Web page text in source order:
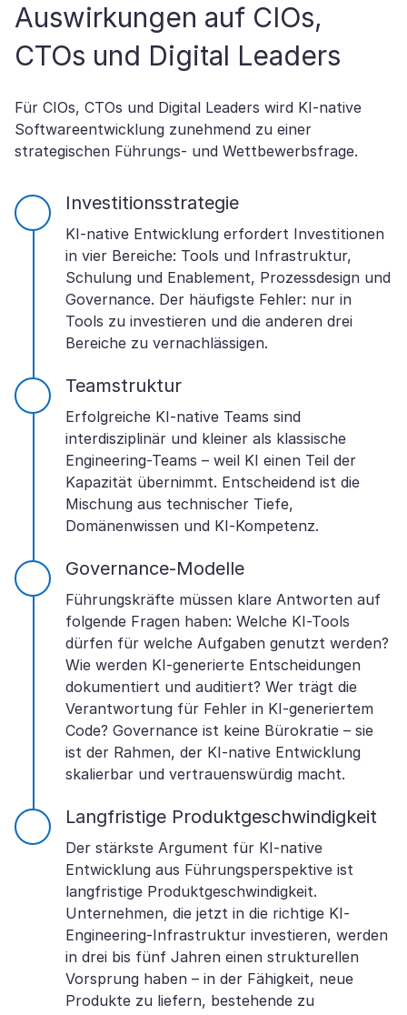
Auswirkungen auf CIOs,
CTOs und Digital Leaders
Für CIOs, CTOs und Digital Leaders wird KI-native
Softwareentwicklung zunehmend zu einer
strategischen Führungs- und Wettbewerbsfrage.
Investitionsstrategie
KI-native Entwicklung erfordert Investitionen
in vier Bereiche: Tools und Infrastruktur,
Schulung und Enablement, Prozessdesign und
Governance. Der häufigste Fehler: nur in
Tools zu investieren und die anderen drei
Bereiche zu vernachlässigen.
Teamstruktur
Erfolgreiche KI-native Teams sind
interdisziplinär und kleiner als klassische
Engineering-Teams – weil KI einen Teil der
Kapazität übernimmt. Entscheidend ist die
Mischung aus technischer Tiefe,
Domänenwissen und KI-Kompetenz.
Governance-Modelle
Führungskräfte müssen klare Antworten auf
folgende Fragen haben: Welche KI-Tools
dürfen für welche Aufgaben genutzt werden?
Wie werden KI-generierte Entscheidungen
dokumentiert und auditiert? Wer trägt die
Verantwortung für Fehler in KI-generiertem
Code? Governance ist keine Bürokratie – sie
ist der Rahmen, der KI-native Entwicklung
skalierbar und vertrauenswürdig macht.
Langfristige Produktgeschwindigkeit
Der stärkste Argument für KI-native
Entwicklung aus Führungsperspektive ist
langfristige Produktgeschwindigkeit.
Unternehmen, die jetzt in die richtige KI-
Engineering-Infrastruktur investieren, werden
in drei bis fünf Jahren einen strukturellen
Vorsprung haben – in der Fähigkeit, neue
Produkte zu liefern, bestehende zu